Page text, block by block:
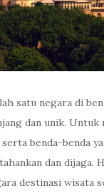
satu negara di
dan unik. Untuk
benda-benda
dan dijaga.
destinasi wisata